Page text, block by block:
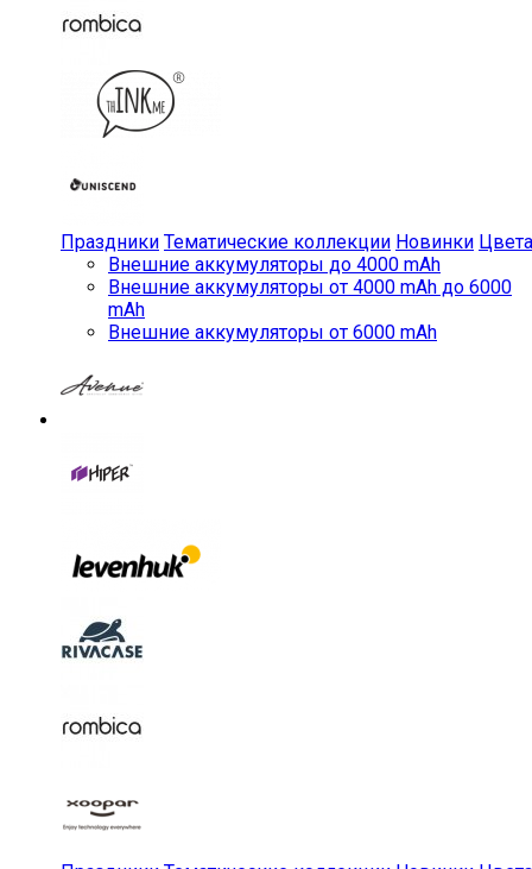
Праздники Тематические коллекции Новинки Цвета
Внешние аккумуляторы до 4000 mAh
Внешние аккумуляторы от 4000 mAh до 6000
mAh
Внешние аккумуляторы от 6000 mAh